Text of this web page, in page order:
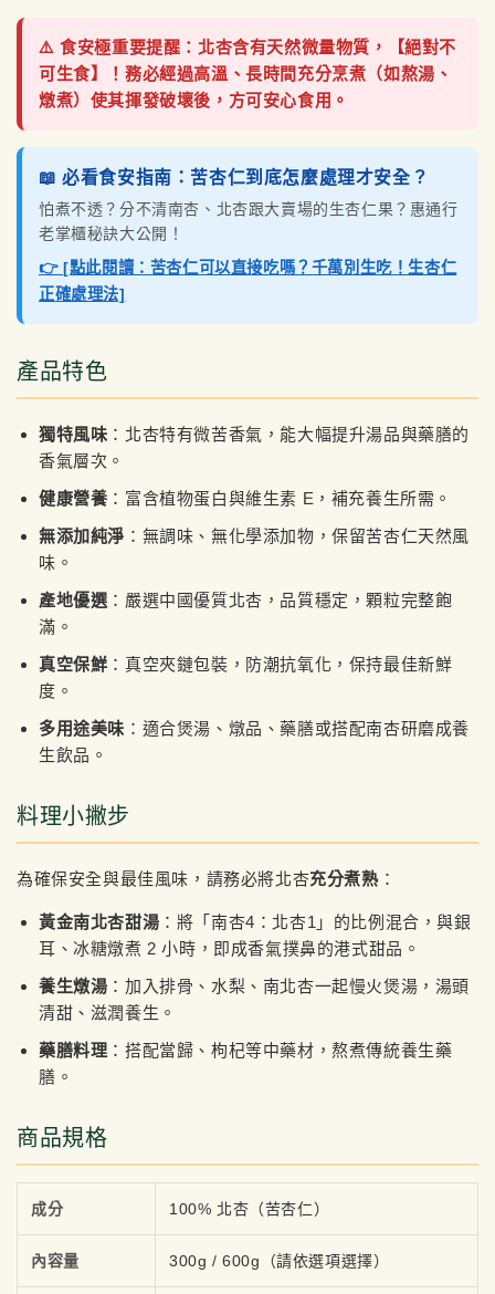
⚠️ 食安極重要提醒：北杏含有天然微量物質，【絕對不
可生食】！務必經過高溫、長時間充分烹煮（如熬湯、
燉煮）使其揮發破壞後，方可安心食用。
📖 必看食安指南：苦杏仁到底怎麼處理才安全？
怕煮不透？分不清南杏、北杏跟大賣場的生杏仁果？惠通行
老掌櫃秘訣大公開！
👉 [點此閱讀：苦杏仁可以直接吃嗎？千萬別生吃！生杏仁
正確處理法]
產品特色
獨特風味 ：北杏特有微苦香氣，能大幅提升湯品與藥膳的
香氣層次。
健康營養 ：富含植物蛋白與維生素 E，補充養生所需。
無添加純淨 ：無調味、無化學添加物，保留苦杏仁天然風
味。
產地優選 ：嚴選中國優質北杏，品質穩定，顆粒完整飽
滿。
真空保鮮 ：真空夾鏈包裝，防潮抗氧化，保持最佳新鮮
度。
多用途美味 ：適合煲湯、燉品、藥膳或搭配南杏研磨成養
生飲品。
料理小撇步
為確保安全與最佳風味，請務必將北杏充分煮熟：
黃金南北杏甜湯 ：將「南杏4：北杏1」的比例混合，與銀
耳、冰糖燉煮 2 小時，即成香氣撲鼻的港式甜品。
養生燉湯 ：加入排骨、水梨、南北杏一起慢火煲湯，湯頭
清甜、滋潤養生。
藥膳料理 ：搭配當歸、枸杞等中藥材，熬煮傳統養生藥
膳。
商品規格
成分 100% 北杏（苦杏仁）
內容量 300g / 600g（請依選項選擇）